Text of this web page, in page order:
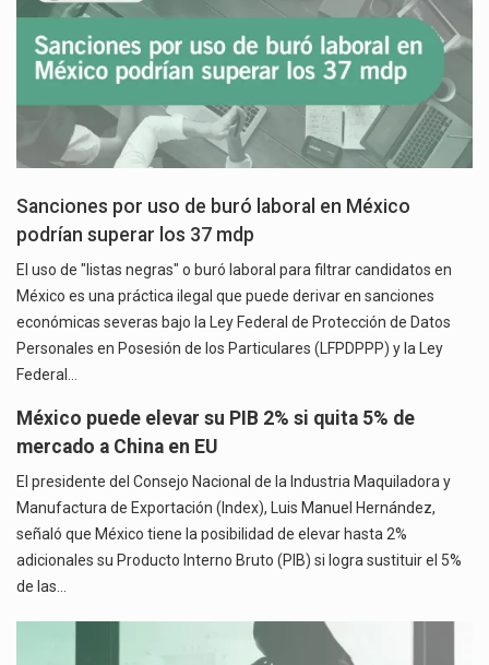
Sanciones por uso de buró laboral en México
podrían superar los 37 mdp
El uso de "listas negras" o buró laboral para filtrar candidatos en
México es una práctica ilegal que puede derivar en sanciones
económicas severas bajo la Ley Federal de Protección de Datos
Personales en Posesión de los Particulares (LFPDPPP) y la Ley
Federal…
México puede elevar su PIB 2% si quita 5% de
mercado a China en EU
El presidente del Consejo Nacional de la Industria Maquiladora y
Manufactura de Exportación (Index), Luis Manuel Hernández,
señaló que México tiene la posibilidad de elevar hasta 2%
adicionales su Producto Interno Bruto (PIB) si logra sustituir el 5%
de las…